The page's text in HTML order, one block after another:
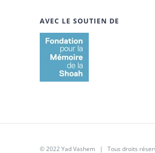
AVEC LE SOUTIEN DE
© 2022 Yad Vashem | Tous droits